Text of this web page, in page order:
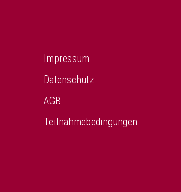
Impressum
Datenschutz
AGB
Teilnahmebedingungen